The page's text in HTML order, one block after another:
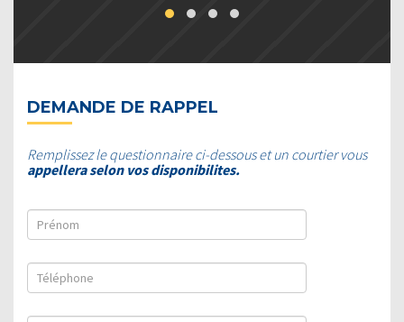
DEMANDE DE RAPPEL
Remplissez le questionnaire ci-dessous et un courtier vous
appellera selon vos disponibilites.